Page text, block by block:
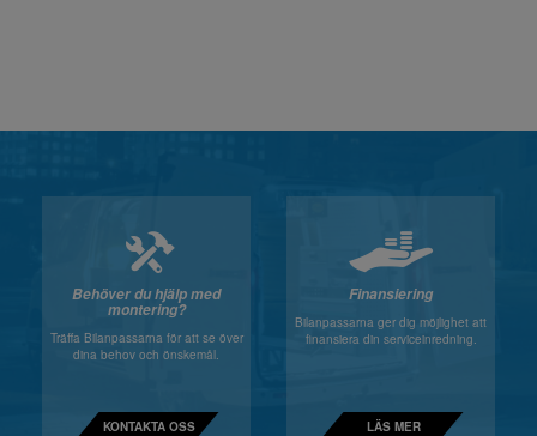
Behöver du hjälp med
montering?
Träffa Bilanpassarna för att se över
dina behov och önskemål.
KONTAKTA OSS
Finansiering
Bilanpassarna ger dig möjlighet att
finansiera din serviceinredning.
LÄS MER